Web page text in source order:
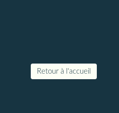
Retour à l'accueil